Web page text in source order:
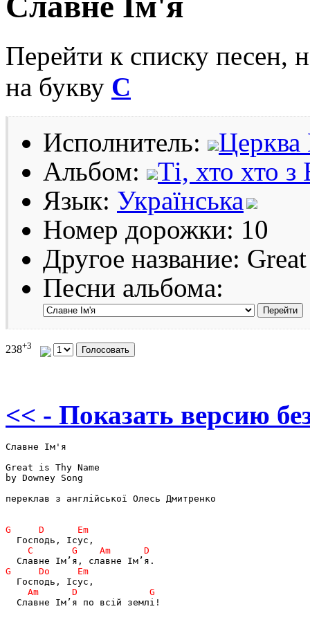
Перейти к списку песен,
на букву С
Исполнитель:
Церква
Альбом:
Ті, хто хто з
Язык: Українська
Номер дорожки: 10
Другое название:
Песни альбома:
238+3
<< - Показать версию
Славне Ім'я
Great is Thy Name
by Downey Song
переклав з англійської Олесь Дмитренко
  Славне Ім’я по всій землі!